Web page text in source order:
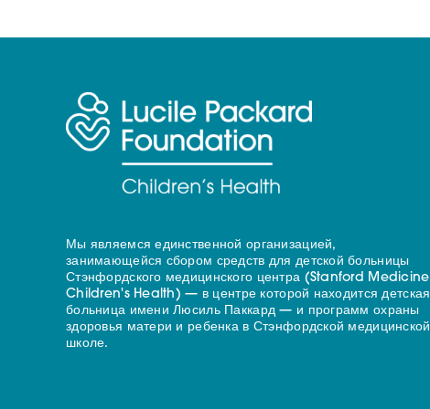
Мы являемся единственной организацией,
занимающейся сбором средств для детской больницы
Стэнфордского медицинского центра (Stanford Medicine
Children's Health) — в центре которой находится детская
больница имени Люсиль Паккард — и программ охраны
здоровья матери и ребенка в Стэнфордской медицинской
школе.